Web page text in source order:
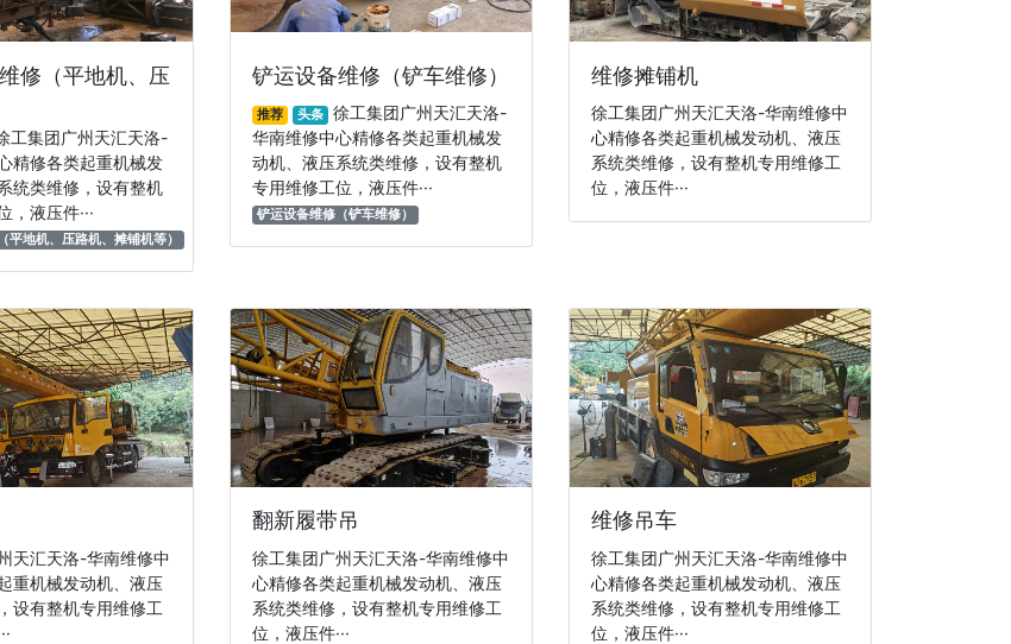
修（平地机、压
工集团广州天汇天洛-
精修各类起重机械发
统类维修，设有整机
，液压件···
平地机、压路机、摊铺机等）
铲运设备维修（铲车维修）
推荐 头条
徐工集团广州天汇天洛-
华南维修中心精修各类起重机械发
动机、液压系统类维修，设有整机
专用维修工位，液压件···
铲运设备维修（铲车维修）
维修摊铺机
徐工集团广州天汇天洛-华南维修中
心精修各类起重机械发动机、液压
系统类维修，设有整机专用维修工
位，液压件···
天汇天洛-华南维修中
重机械发动机、液压
设有整机专用维修工
翻新履带吊
徐工集团广州天汇天洛-华南维修中
心精修各类起重机械发动机、液压
系统类维修，设有整机专用维修工
位，液压件···
维修吊车
徐工集团广州天汇天洛-华南维修中
心精修各类起重机械发动机、液压
系统类维修，设有整机专用维修工
位，液压件···